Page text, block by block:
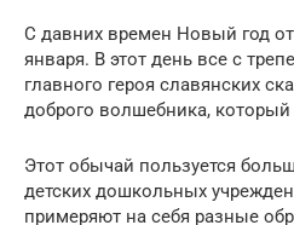
С давних времен Новый год
января. В этот день все с
главного героя славянских
доброго волшебника,
Этот обычай пользуется
детских дошкольных
примеряют на себя разные